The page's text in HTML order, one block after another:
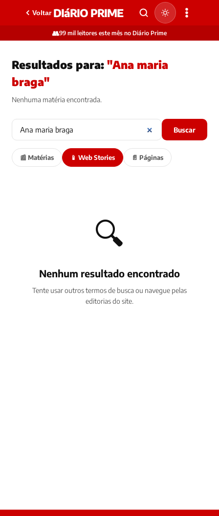
Voltar DIáRIO PRIME
👥99 mil leitores este mês no Diário Prime
Resultados para: "Ana maria
braga"
Nenhuma matéria encontrada.
Buscar
📰 Matérias 📱 Web Stories 📄 Páginas
🔍
Nenhum resultado encontrado
Tente usar outros termos de busca ou navegue pelas
editorias do site.